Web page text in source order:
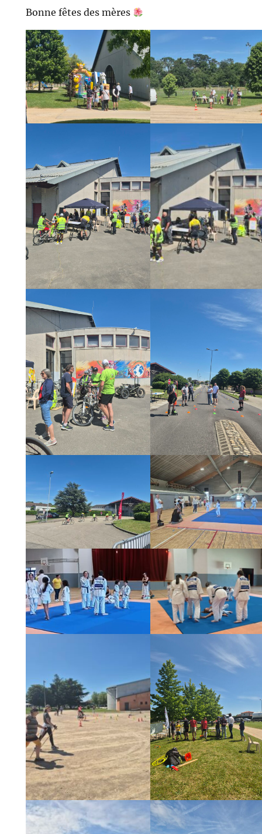
Bonne fêtes des mères